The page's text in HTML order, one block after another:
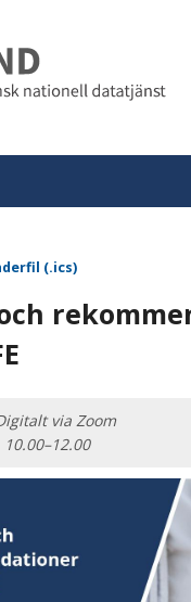
(.ics)
via Zoom